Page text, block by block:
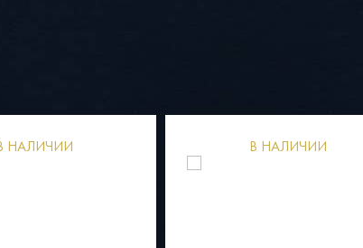
НАЛИЧИИ В НАЛИЧИИ